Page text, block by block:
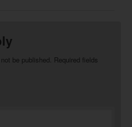
be published. Required fields